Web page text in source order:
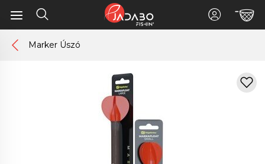
Marker Úszó